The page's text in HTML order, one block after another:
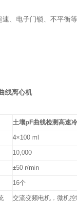
、电子门锁、不平衡等
线离心机
土壤pF曲线检测高速
4×100 ml
10,000
±50 r/min
16个
交流变频电机，微机